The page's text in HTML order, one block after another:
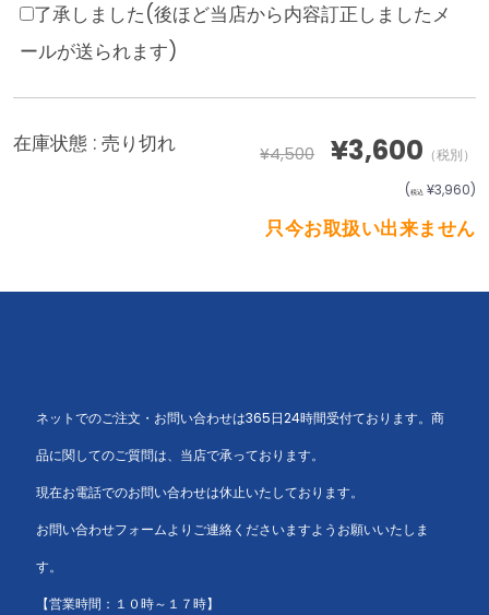
了承しました(後ほど当店から内容訂正しましたメ
ールが送られます)
在庫状態 :売り切れ ¥4,500 ¥3,600 （税別）
(税込 ¥3,960)
只今お取扱い出来ません
ネットでのご注文・お問い合わせは365日24時間受付ております。商
品に関してのご質問は、当店で承っております。
現在お電話でのお問い合わせは休止いたしております。
お問い合わせフォームよりご連絡くださいますようお願いいたしま
す。
【営業時間：１０時～１７時】